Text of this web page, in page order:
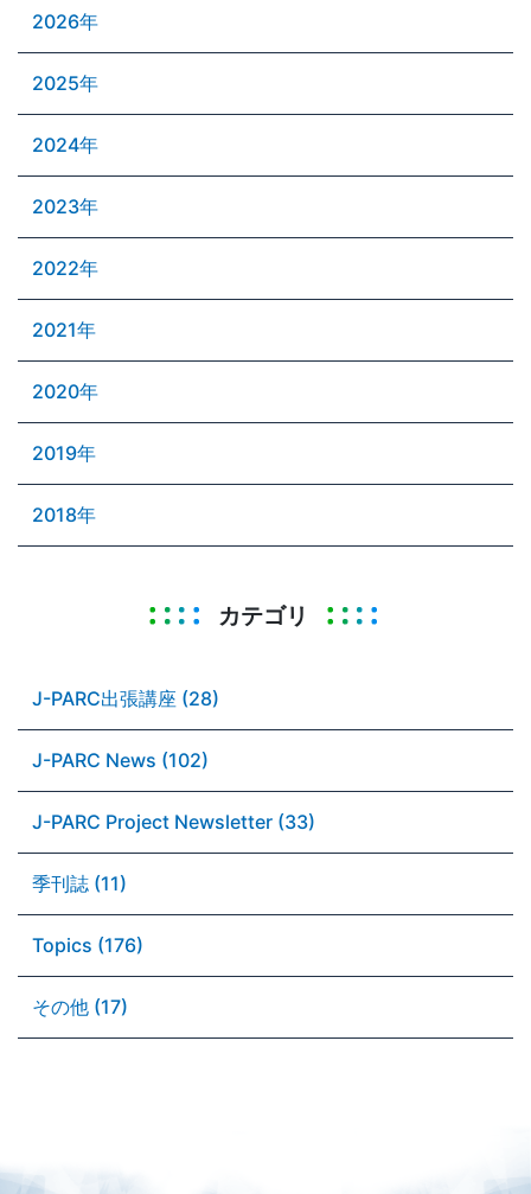
2026年
2025年
2024年
2023年
2022年
2021年
2020年
2019年
2018年
カテゴリ
J-PARC出張講座 (28)
J-PARC News (102)
J-PARC Project Newsletter (33)
季刊誌 (11)
Topics (176)
その他 (17)